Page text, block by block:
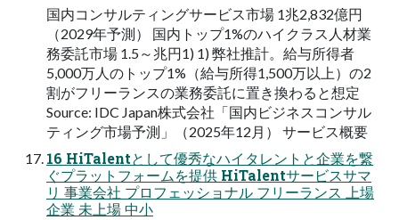
国内コンサルティングサービス市場 1兆2,832億円
（2029年予測） 国内トップ1%のハイクラス人材業
務委託市場 1.5～兆円1) 1) 弊社推計。給与所得者
5,000万人のトップ1%（給与所得1,500万以上）の2
割がフリーランスの業務委託に置き換わると想定
Source: IDC Japan株式会社「国内ビジネスコンサル
ティング市場予測」（2025年12月） サービス概要
16 HiTalentとして優秀なハイタレントと企業を繋
ぐプラットフォームを提供 HiTalentサービスサマ
リ 事業会社 プロフェッショナル フリーランス 上場
企業 未上場 中小